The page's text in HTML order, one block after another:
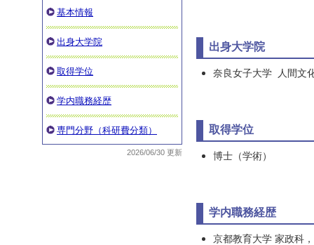
基本情報
出身大学院
取得学位
学内職務経歴
専門分野（科研費分類）
2026/06/30 更新
出身大学院
奈良女子大学 人間文
取得学位
博士（学術）
学内職務経歴
京都教育大学 家政科